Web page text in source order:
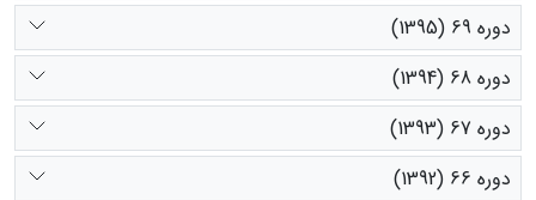
دوره 69 (1395)
دوره 68 (1394)
دوره 67 (1393)
دوره 66 (1392)